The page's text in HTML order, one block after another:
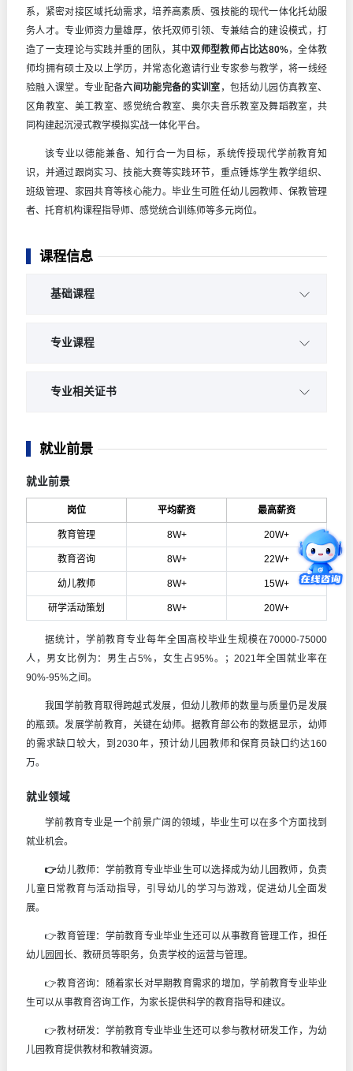
系，紧密对接区域托幼需求，培养高素质、强技能的现代一体化托幼服
务人才。专业师资力量雄厚，依托双师引领、专兼结合的建设模式，打
造了一支理论与实践并重的团队，其中双师型教师占比达80%，全体教
师均拥有硕士及以上学历，并常态化邀请行业专家参与教学，将一线经
验融入课堂。专业配备六间功能完备的实训室 ，包括幼儿园仿真教室、
区角教室、美工教室、感觉统合教室、奥尔夫音乐教室及舞蹈教室，共
同构建起沉浸式教学模拟实战一体化平台。
该专业以德能兼备、知行合一为目标，系统传授现代学前教育知
识，并通过跟岗实习、技能大赛等实践环节，重点锤炼学生教学组织、
班级管理、家园共育等核心能力。毕业生可胜任幼儿园教师、保教管理
者、托育机构课程指导师、感觉统合训练师等多元岗位。
课程信息
基础课程
专业课程
幼儿游戏与指导
五大领域教育与活动指导
学前儿童卫生与保健
儿童文学与幼儿故事创编
专业相关证书
就业前景
就业前景
岗位 平均薪资 最高薪资
教育管理 8W+ 20W+
教育咨询 8W+ 22W+
幼儿教师 8W+ 15W+
研学活动策划 8W+ 20W+
据统计，学前教育专业每年全国高校毕业生规模在70000-75000
人，男女比例为：男生占5%，女生占95%。；2021年全国就业率在
90%-95%之间。
我国学前教育取得跨越式发展，但幼儿教师的数量与质量仍是发展
的瓶颈。发展学前教育，关键在幼师。据教育部公布的数据显示，幼师
的需求缺口较大，到2030年，预计幼儿园教师和保育员缺口约达160
万。
就业领域
学前教育专业是一个前景广阔的领域，毕业生可以在多个方面找到
就业机会。
👉幼儿教师：学前教育专业毕业生可以选择成为幼儿园教师，负责
儿童日常教育与活动指导，引导幼儿的学习与游戏，促进幼儿全面发
展。
👉教育管理：学前教育专业毕业生还可以从事教育管理工作，担任
幼儿园园长、教研员等职务，负责学校的运营与管理。
👉教育咨询：随着家长对早期教育需求的增加，学前教育专业毕业
生可以从事教育咨询工作，为家长提供科学的教育指导和建议。
👉教材研发：学前教育专业毕业生还可以参与教材研发工作，为幼
儿园教育提供教材和教辅资源。